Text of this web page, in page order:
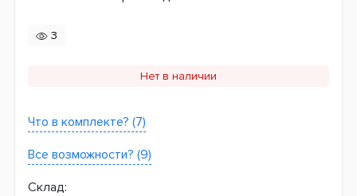
3
Нет в наличии
Что в комплекте? (7)
Все возможности? (9)
Склад: